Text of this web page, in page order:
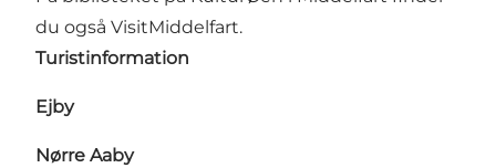
du også VisitMiddelfart.
Turistinformation
Ejby
Nørre Aaby